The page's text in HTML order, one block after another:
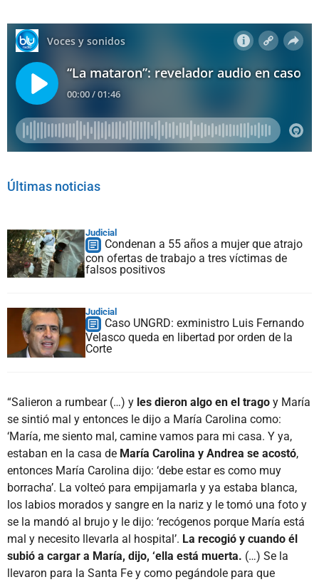
Últimas noticias
Judicial
Condenan a 55 años a mujer que atrajo
con ofertas de trabajo a tres víctimas de
falsos positivos
Judicial
Caso UNGRD: exministro Luis Fernando
Velasco queda en libertad por orden de la
Corte
“Salieron a rumbear (…) y les dieron algo en el trago y María
se sintió mal y entonces le dijo a María Carolina como:
‘María, me siento mal, camine vamos para mi casa. Y ya,
estaban en la casa de María Carolina y Andrea se acostó,
entonces María Carolina dijo: ‘debe estar es como muy
borracha’. La volteó para empijamarla y ya estaba blanca,
los labios morados y sangre en la nariz y le tomó una foto y
se la mandó al brujo y le dijo: ‘recógenos porque María está
mal y necesito llevarla al hospital’. La recogió y cuando él
subió a cargar a María, dijo, ‘ella está muerta. (…) Se la
llevaron para la Santa Fe y como pegándole para que